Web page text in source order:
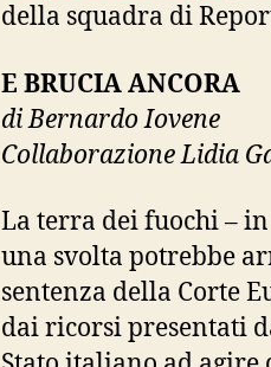
della squadra di
E BRUCIA ANCORA
di Bernardo Iovene
Collaborazione Lidia
La terra dei fuochi –
una svolta potrebbe
sentenza della Corte
dai ricorsi presentati